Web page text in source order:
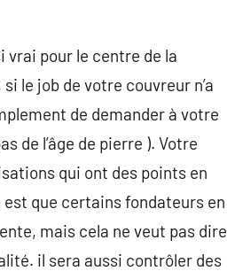
vrai pour le centre de la
le job de votre couvreur n’a
de demander à votre
de l’âge de pierre ). Votre
qui ont des points en
que certains fondateurs en
mais cela ne veut pas dire
il sera aussi contrôler des